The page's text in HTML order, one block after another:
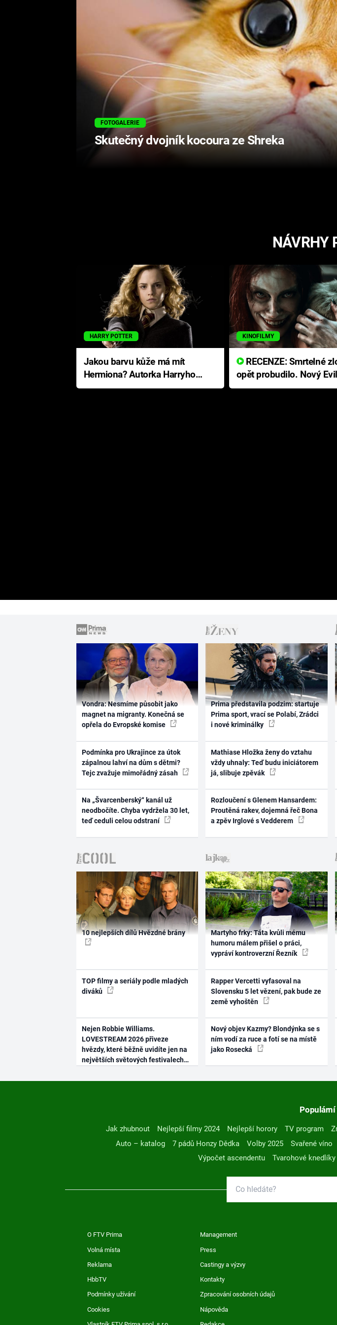
FOTOGALERIE
Skutečný dvojník kocoura ze Shreka
NÁVRHY
HARRY POTTER
Jakou barvu kůže má mít
Hermiona? Autorka Harryho
Pottera přišla s ráznou
KINOFILMY
RECENZE: Smrtelné zlo se
opět probudilo. Nový
přichází s neodolatelnou
Vondra: Nesmíme působit jako
magnet na migranty. Konečná se
opřela do Evropské komise
Podmínka pro Ukrajince za útok
zápalnou lahví na dům s dětmi?
Tejc zvažuje mimořádný zásah
Na „Švarcenberský“ kanál už
neodbočíte. Chyba vydržela 30 let,
teď ceduli celou odstraní
Prima představila podzim: startuje
Prima sport, vrací se Polabí, Zrádci
i nové kriminálky
Mathiase Hložka ženy do vztahu
vždy uhnaly: Teď budu iniciátorem
já, slibuje zpěvák
Rozloučení s Glenem Hansardem:
Proutěná rakev, dojemná řeč Bona
a zpěv Irglové s Vedderem
10 nejlepších dílů Hvězdné brány
TOP filmy a seriály podle mladých
diváků
Nejen Robbie Williams.
LOVESTREAM 2026 přiveze
hvězdy, které běžně uvidíte jen na
největších světových festivalech
Martyho frky: Táta kvůli mému
humoru málem přišel o práci,
vypráví kontroverzní Řezník
Rapper Vercetti vyfasoval na
Slovensku 5 let vězení, pak bude ze
země vyhoštěn
Nový objev Kazmy? Blondýnka se s
ním vodí za ruce a fotí se na místě
jako Rosecká
Jak zhubnout Nejlepší filmy 2024 Nejlepší horory TV program
Auto – katalog
7 pádů Honzy Dědka Volby 2025 Svařené víno
Výpočet ascendentu
Tvarohové knedlíky
O FTV Prima Management
Volná místa Press
Reklama Castingy a výzvy
HbbTV Kontakty
Podmínky užívání Zpracování osobních údajů
Cookies Nápověda